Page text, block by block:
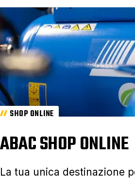
SHOP ONLINE
ABAC SHOP ONLINE
La tua unica destinazione